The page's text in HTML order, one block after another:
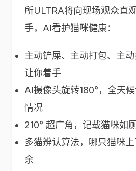
所ULTRA将向现场观众直
手，AI看护猫咪健康：
主动铲屎、主动打包、主
让你着手
AI摄像头旋转180°，全天
情况
210° 超广角，记载猫咪如
多猫辨认算法，哪只猫咪
余